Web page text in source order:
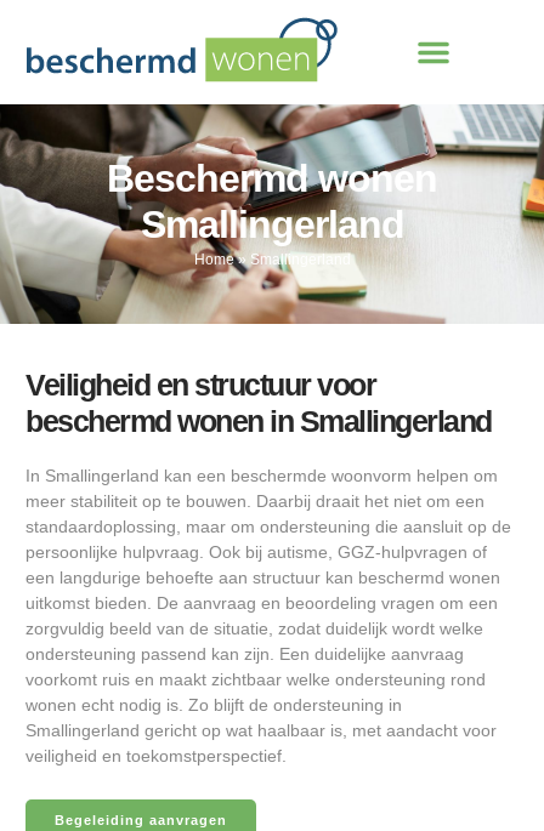
Beschermd wonen
Smallingerland
Home» Smallingerland
Veiligheid en structuur voor
beschermd wonen in Smallingerland
In Smallingerland kan een beschermde woonvorm helpen om
meer stabiliteit op te bouwen. Daarbij draait het niet om een
standaardoplossing, maar om ondersteuning die aansluit op de
persoonlijke hulpvraag. Ook bij autisme, GGZ-hulpvragen of
een langdurige behoefte aan structuur kan beschermd wonen
uitkomst bieden. De aanvraag en beoordeling vragen om een
zorgvuldig beeld van de situatie, zodat duidelijk wordt welke
ondersteuning passend kan zijn. Een duidelijke aanvraag
voorkomt ruis en maakt zichtbaar welke ondersteuning rond
wonen echt nodig is. Zo blijft de ondersteuning in
Smallingerland gericht op wat haalbaar is, met aandacht voor
veiligheid en toekomstperspectief.
Begeleiding aanvragen